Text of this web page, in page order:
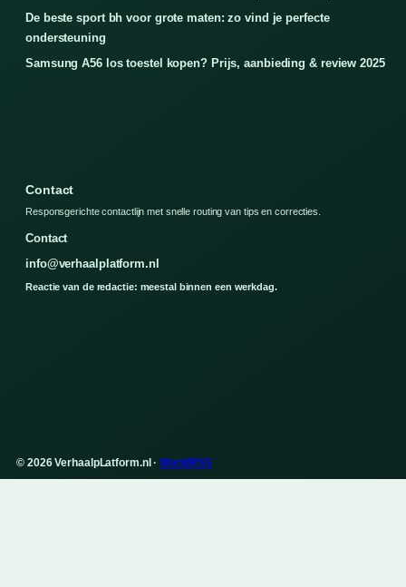
De beste sport bh voor grote maten: zo vind je perfecte
ondersteuning
Samsung A56 los toestel kopen? Prijs, aanbieding & review 2025
Contact
Responsgerichte contactlijn met snelle routing van tips en correcties.
Contact
info@verhaalplatform.nl
Reactie van de redactie: meestal binnen een werkdag.
© 2026 VerhaalpLatform.nl ·WorldRSS